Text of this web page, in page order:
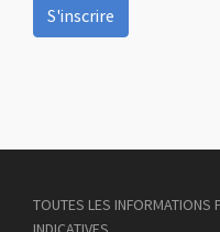
S'inscrire
TOUTES LES INFORMATIONS